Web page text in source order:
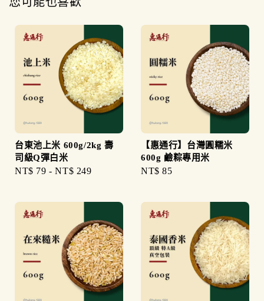
台東池上米 600g/2kg 壽
司級Q彈白米
Regular
NT$ 79 -NT$ 249
【惠通行】台灣圓糯米
600g 鹼粽專用米
Regular
NT$ 85